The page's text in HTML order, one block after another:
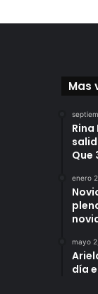
Mas
Que
enero
mayo
día